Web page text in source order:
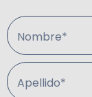
Nombre*
Apellido*